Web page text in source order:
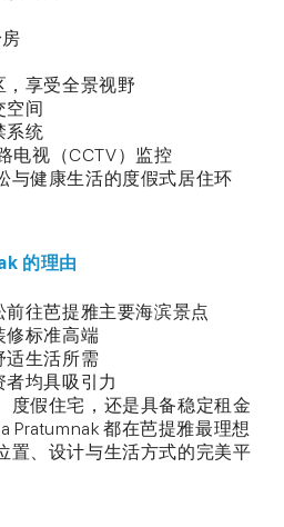
，享受全景视野
空间
系统
电视（CCTV）监控
与健康生活的度假式居住环
的理由
往芭提雅主要海滨景点
修标准高端
适生活所需
者均具吸引力
度假住宅，还是具备稳定租金
Pratumnak 都在芭提雅最理想
置、设计与生活方式的完美平